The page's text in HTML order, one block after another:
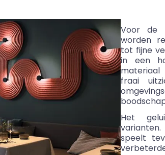
Voor de
worden
tot fijne
in een
materiaal
fraai
Het
speelt